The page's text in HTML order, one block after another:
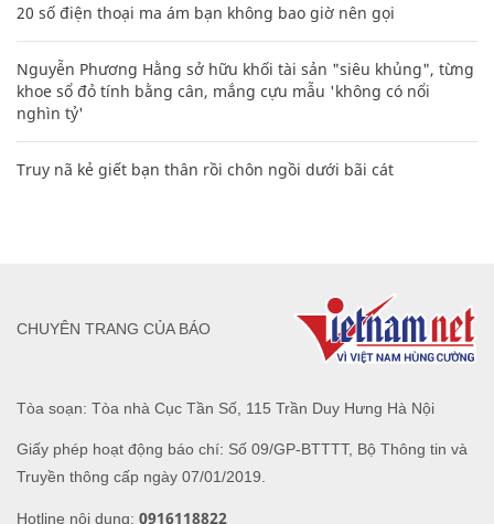
20 số điện thoại ma ám bạn không bao giờ nên gọi
Nguyễn Phương Hằng sở hữu khối tài sản "siêu khủng", từng
khoe sổ đỏ tính bằng cân, mắng cựu mẫu 'không có nổi
nghìn tỷ'
Truy nã kẻ giết bạn thân rồi chôn ngồi dưới bãi cát
Tòa soạn: Tòa nhà Cục Tần Số, 115 Trần Duy Hưng Hà Nội
Giấy phép hoạt động báo chí: Số 09/GP-BTTTT, Bộ Thông tin và
Truyền thông cấp ngày 07/01/2019.
Hotline nội dung: 0916118822
CHUYÊN TRANG CỦA BÁO